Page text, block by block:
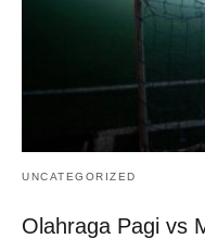
UNCATEGORIZED
Olahraga Pagi vs